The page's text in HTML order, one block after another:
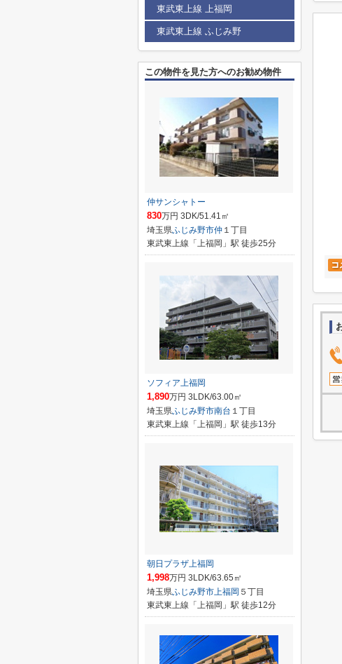
東武東上線 上福岡
東武東上線 ふじみ野
この物件を見た方へのお勧め物件
仲サンシャトー
830万円 3DK/51.41㎡
埼玉県ふじみ野市仲 １丁目
東武東上線「上福岡」駅 徒歩25分
ソフィア上福岡
1,890万円 3LDK/63.00㎡
埼玉県ふじみ野市南台 １丁目
東武東上線「上福岡」駅 徒歩13分
朝日プラザ上福岡
1,998万円 3LDK/63.65㎡
埼玉県ふじみ野市上福岡 ５丁目
東武東上線「上福岡」駅 徒歩12分